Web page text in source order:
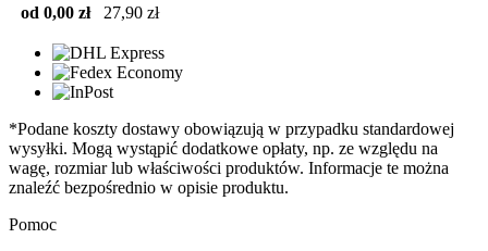
od 0,00 zł
27,90 zł
*Podane koszty dostawy obowiązują w przypadku standardowej
wysyłki. Mogą wystąpić dodatkowe opłaty, np. ze względu na
wagę, rozmiar lub właściwości produktów. Informacje te można
znaleźć bezpośrednio w opisie produktu.
Pomoc